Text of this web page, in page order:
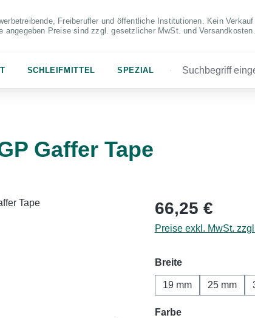
Freiberufler und öffentliche Institutionen. Kein Verkauf
angegeben Preise sind zzgl. gesetzlicher MwSt. und Versandkosten.
SCHLEIFMITTEL SPEZIAL
Gaffer Tape
Regulärer Preis:
66,25 €
Preise exkl. MwSt.
Breiteauswählen
19 mm 25 mm
Farbeauswählen